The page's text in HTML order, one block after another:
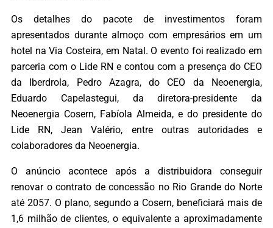
Os detalhes do pacote de investimentos foram
apresentados durante almoço com empresários em um
hotel na Via Costeira, em Natal. O evento foi realizado em
parceria com o Lide RN e contou com a presença do CEO
da Iberdrola, Pedro Azagra, do CEO da Neoenergia,
Eduardo Capelastegui, da diretora-presidente da
Neoenergia Cosern, Fabíola Almeida, e do presidente do
Lide RN, Jean Valério, entre outras autoridades e
colaboradores da Neoenergia.
O anúncio acontece após a distribuidora conseguir
renovar o contrato de concessão no Rio Grande do Norte
até 2057. O plano, segundo a Cosern, beneficiará mais de
1,6 milhão de clientes, o equivalente a aproximadamente